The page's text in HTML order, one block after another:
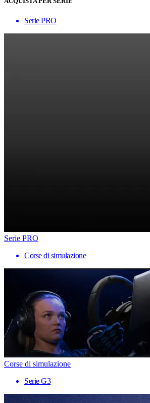
Serie PRO
Serie PRO
Corse di simulazione
Corse di simulazione
Serie G3